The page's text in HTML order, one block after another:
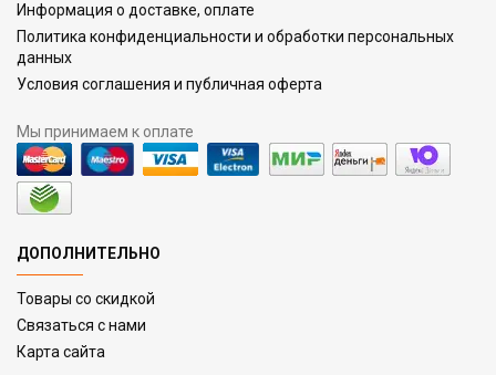
Информация о доставке, оплате
Политика конфиденциальности и обработки персональных
данных
Условия соглашения и публичная оферта
Мы принимаем к оплате
ДОПОЛНИТЕЛЬНО
Товары со скидкой
Связаться с нами
Карта сайта